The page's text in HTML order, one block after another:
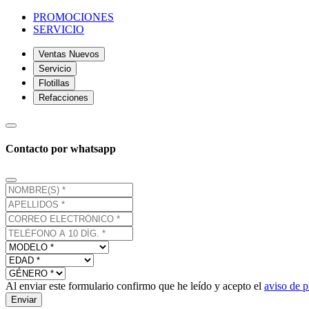
PROMOCIONES
SERVICIO
Ventas Nuevos
Servicio
Flotillas
Refacciones
Contacto por whatsapp
Al enviar este formulario confirmo que he leído y acepto el aviso de
Enviar